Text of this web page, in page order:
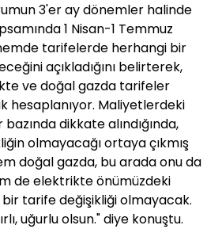
3'er ay dönemler halinde
1 Nisan-1 Temmuz
tarifelerde herhangi bir
açıkladığını belirterek,
ve doğal gazda tarifeler
hesaplanıyor. Maliyetlerdeki
dikkate alındığında,
olmayacağı ortaya çıkmış
doğal gazda, bu arada onu da
de elektrikte önümüzdeki
tarife değişikliği olmayacak.
uğurlu olsun." diye konuştu.